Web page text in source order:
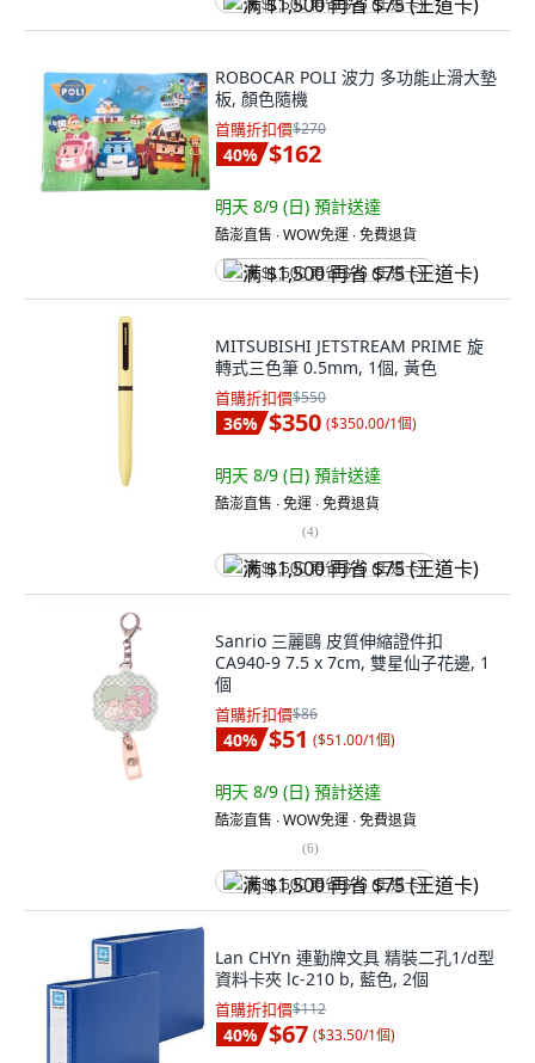
满 $1,500 再省 $75 (王道卡)
ROBOCAR POLI 波力 多功能止滑大墊
板, 顏色隨機
首購折扣價$270
40% $162
明天 8/9 (日) 預計送達
酷澎直售 ∙ WOW免運 ∙ 免費退貨
满 $1,500 再省 $75 (王道卡)
MITSUBISHI JETSTREAM PRIME 旋
轉式三色筆 0.5mm, 1個, 黃色
首購折扣價$550
36% $350 ($350.00/1個)
明天 8/9 (日) 預計送達
酷澎直售 ∙ 免運 ∙ 免費退貨
(4)
满 $1,500 再省 $75 (王道卡)
Sanrio 三麗鷗 皮質伸縮證件扣
CA940-9 7.5 x 7cm, 雙星仙子花邊, 1
個
首購折扣價$86
40% $51 ($51.00/1個)
明天 8/9 (日) 預計送達
酷澎直售 ∙ WOW免運 ∙ 免費退貨
(6)
满 $1,500 再省 $75 (王道卡)
Lan CHYn 連勤牌文具 精裝二孔1/d型
資料卡夾 lc-210 b, 藍色, 2個
首購折扣價$112
40% $67 ($33.50/1個)